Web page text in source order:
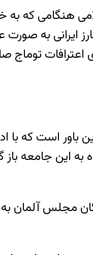
هنگامی که به
ایرانی به
توماج
به این جامعه
مجلس آلمان